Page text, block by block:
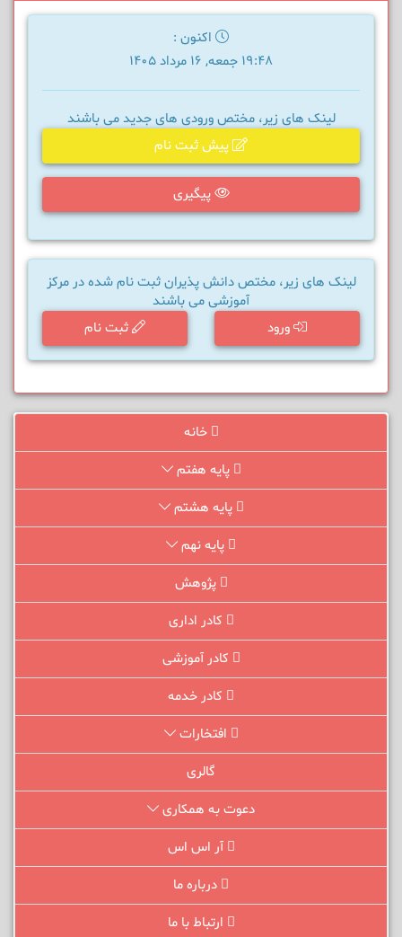
اکنون :
19:48 جمعه, 16 مرداد 1405
لینک های زیر، مختص ورودی های جدید می باشند
پیش ثبت نام
پیگیری
لینک های زیر، مختص دانش پذیران ثبت نام شده در مرکز
آموزشی می باشند
ورود
ثبت نام
خانه
پایه هفتم
پایه هشتم
پایه نهم
پژوهش
کادر اداری
کادر آموزشی
کادر خدمه
افتخارات
گالری
دعوت به همکاری
آر اس اس
درباره ما
ارتباط با ما